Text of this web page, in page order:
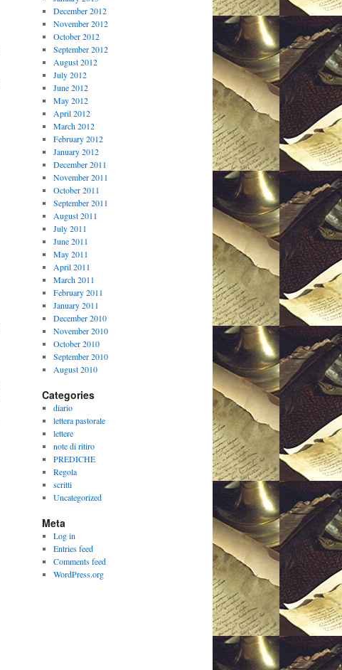
December 2012
November 2012
October 2012
September 2012
August 2012
July 2012
June 2012
May 2012
April 2012
March 2012
February 2012
January 2012
December 2011
November 2011
October 2011
September 2011
August 2011
July 2011
June 2011
May 2011
April 2011
March 2011
February 2011
January 2011
December 2010
November 2010
October 2010
September 2010
August 2010
Categories
diario
lettera pastorale
lettere
note di ritiro
PREDICHE
Regola
scritti
Uncategorized
Meta
Log in
Entries feed
Comments feed
WordPress.org